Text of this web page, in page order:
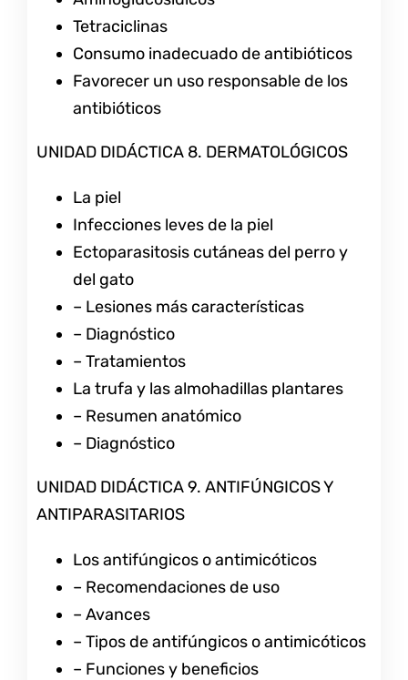
Tetraciclinas
Consumo inadecuado de antibióticos
Favorecer un uso responsable de los
antibióticos
UNIDAD DIDÁCTICA 8. DERMATOLÓGICOS
La piel
Infecciones leves de la piel
Ectoparasitosis cutáneas del perro y
del gato
– Lesiones más características
– Diagnóstico
– Tratamientos
La trufa y las almohadillas plantares
– Resumen anatómico
– Diagnóstico
UNIDAD DIDÁCTICA 9. ANTIFÚNGICOS Y
ANTIPARASITARIOS
Los antifúngicos o antimicóticos
– Recomendaciones de uso
– Avances
– Tipos de antifúngicos o antimicóticos
– Funciones y beneficios